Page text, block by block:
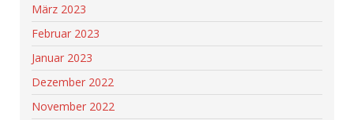
März 2023
Februar 2023
Januar 2023
Dezember 2022
November 2022